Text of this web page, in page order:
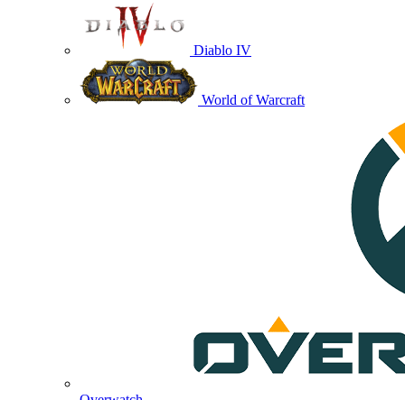
Diablo IV
World of Warcraft